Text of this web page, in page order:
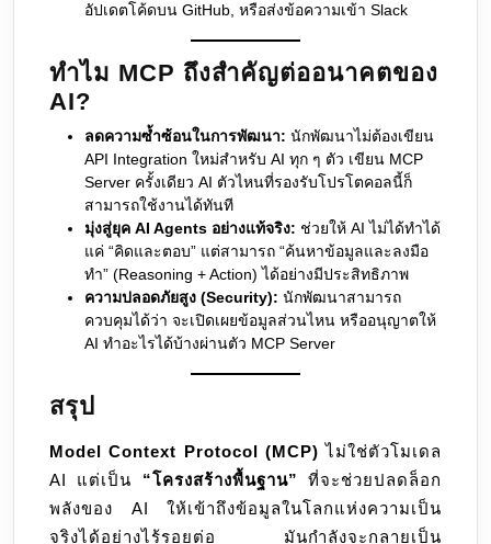
อัปเดตโค้ดบน GitHub, หรือส่งข้อความเข้า Slack
ทำไม MCP ถึงสำคัญต่ออนาคตของ
AI?
ลดความซ้ำซ้อนในการพัฒนา: นักพัฒนาไม่ต้องเขียน
API Integration ใหม่สำหรับ AI ทุก ๆ ตัว เขียน MCP
Server ครั้งเดียว AI ตัวไหนที่รองรับโปรโตคอลนี้ก็
สามารถใช้งานได้ทันที
มุ่งสู่ยุค AI Agents อย่างแท้จริง: ช่วยให้ AI ไม่ได้ทำได้
แค่ “คิดและตอบ” แต่สามารถ “ค้นหาข้อมูลและลงมือ
ทำ” (Reasoning + Action) ได้อย่างมีประสิทธิภาพ
ความปลอดภัยสูง (Security): นักพัฒนาสามารถ
ควบคุมได้ว่า จะเปิดเผยข้อมูลส่วนไหน หรืออนุญาตให้
AI ทำอะไรได้บ้างผ่านตัว MCP Server
สรุป
Model Context Protocol (MCP) ไม่ใช่ตัวโมเดล
AI แต่เป็น “โครงสร้างพื้นฐาน” ที่จะช่วยปลดล็อก
พลังของ AI ให้เข้าถึงข้อมูลในโลกแห่งความเป็น
จริงได้อย่างไร้รอยต่อ มันกำลังจะกลายเป็น